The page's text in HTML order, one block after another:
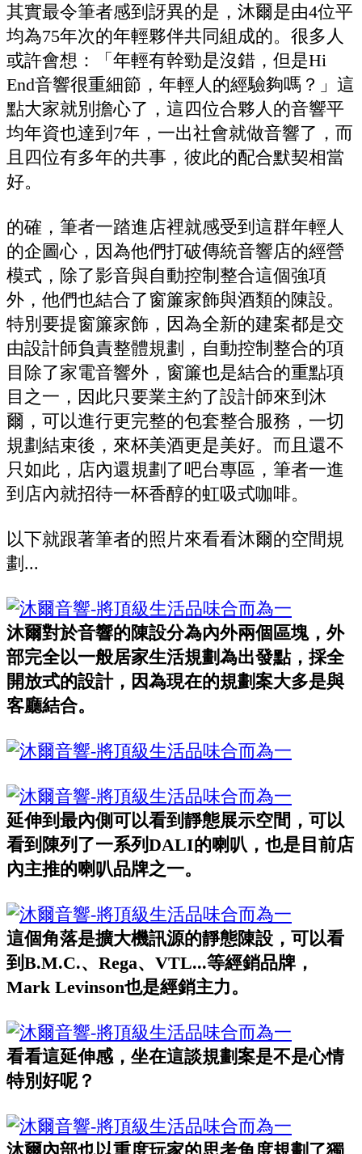
其實最令筆者感到訝異的是，沐爾是由4位平
均為75年次的年輕夥伴共同組成的。很多人
或許會想：「年輕有幹勁是沒錯，但是Hi
End音響很重細節，年輕人的經驗夠嗎？」這
點大家就別擔心了，這四位合夥人的音響平
均年資也達到7年，一出社會就做音響了，而
且四位有多年的共事，彼此的配合默契相當
好。
的確，筆者一踏進店裡就感受到這群年輕人
的企圖心，因為他們打破傳統音響店的經營
模式，除了影音與自動控制整合這個強項
外，他們也結合了窗簾家飾與酒類的陳設。
特別要提窗簾家飾，因為全新的建案都是交
由設計師負責整體規劃，自動控制整合的項
目除了家電音響外，窗簾也是結合的重點項
目之一，因此只要業主約了設計師來到沐
爾，可以進行更完整的包套整合服務，一切
規劃結束後，來杯美酒更是美好。而且還不
只如此，店內還規劃了吧台專區，筆者一進
到店內就招待一杯香醇的虹吸式咖啡。
以下就跟著筆者的照片來看看沐爾的空間規
劃...
沐爾對於音響的陳設分為內外兩個區塊，外
部完全以一般居家生活規劃為出發點，採全
開放式的設計，因為現在的規劃案大多是與
客廳結合。
延伸到最內側可以看到靜態展示空間，可以
看到陳列了一系列DALI的喇叭，也是目前店
內主推的喇叭品牌之一。
這個角落是擴大機訊源的靜態陳設，可以看
到B.M.C.、Rega、VTL...等經銷品牌，
Mark Levinson也是經銷主力。
看看這延伸感，坐在這談規劃案是不是心情
特別好呢？